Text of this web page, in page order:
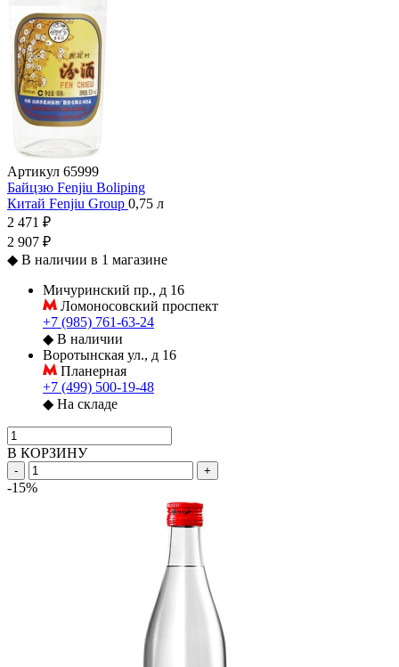
Артикул 65999
Байцзю Fenjiu Boliping
Китай Fenjiu Group 0,75 л
2 471 ₽
2 907 ₽
◆ В наличии в 1 магазине
Мичуринский пр., д 16
Ломоносовский проспект
+7 (985) 761-63-24
◆ В наличии
Воротынская ул., д 16
Планерная
+7 (499) 500-19-48
◆ На складе
В КОРЗИНУ
- +
-15%